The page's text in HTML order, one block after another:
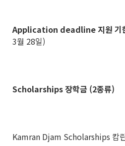
Application deadline 지원 기
3월 28일)
Scholarships 장학금 (2종류)
Kamran Djam Scholarships 캄